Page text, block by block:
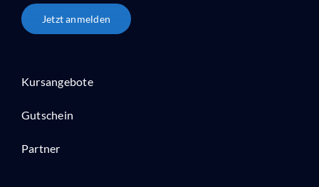
Jetzt anmelden
Kursangebote
Gutschein
Partner